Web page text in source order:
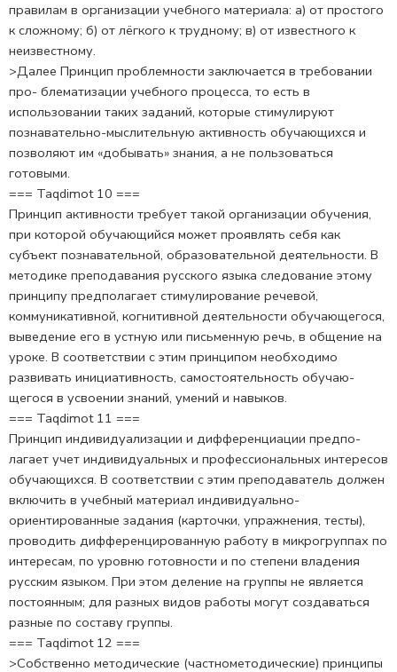
правилам в организации учебного ма­териала: а) от простого
к сложному; б) от лёгкого к трудному; в) от известного к
неизвестному.
>Далее Принцип проблемности заключается в требовании
про- блематизации учебного процесса, то есть в
использовании таких заданий, которые стимулируют
познавательно-мыслительную ак­тивность обучающихся и
позволяют им «добывать» знания, а не пользоваться
готовыми.
=== Taqdimot 10 ===
Принцип активности требует такой организации обуче­ния,
при которой обучающийся может проявлять себя как
субъект познавательной, образовательной деятельности. В
методике препо­давания русского языка следование этому
принципу предполагает стимулирование речевой,
коммуникативной, когнитивной деятель­ности обучающегося,
выведение его в устную или письменную речь, в общение на
уроке. В соответствии с этим принципом не­обходимо
развивать инициативность, самостоятельность обучаю­
щегося в усвоении знаний, умений и навыков.
=== Taqdimot 11 ===
Принцип индивидуализации и дифференциации предпо­
лагает учет индивидуальных и профессиональных интересов
обу­чающихся. В соответствии с этим преподаватель должен
включить в учебный материал индивидуально-
ориентированные задания (карточки, упражнения, тесты),
проводить дифференцированную работу в микрогруппах по
интересам, по уровню готовности и по степени владения
русским языком. При этом деление на группы не является
постоянным; для разных видов работы могут создаваться
разные по составу группы.
=== Taqdimot 12 ===
>Собственно методические (частнометодические) принципы